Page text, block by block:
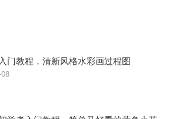
门教程，清新风格水彩画过程图